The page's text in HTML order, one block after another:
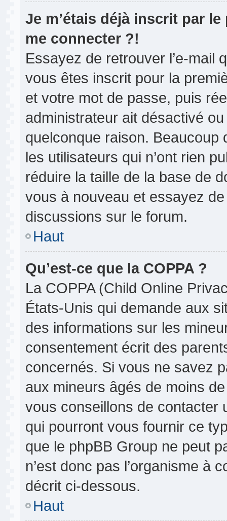
Je m’étais déjà inscrit par
me connecter ?!
Essayez de retrouver l’e-mail
vous êtes inscrit pour la
et votre mot de passe, puis
administrateur ait désactivé
quelconque raison. Beaucoup
les utilisateurs qui n’ont rien
réduire la taille de la base de
vous à nouveau et essayez
discussions sur le forum.
Haut
Qu’est-ce que la COPPA ?
La COPPA (Child Online
États-Unis qui demande aux
des informations sur les
consentement écrit des
concernés. Si vous ne savez
aux mineurs âgés de moins
vous conseillons de contacter
qui pourront vous fournir ce
que le phpBB Group ne peut
n’est donc pas l’organisme à
décrit ci-dessous.
Haut